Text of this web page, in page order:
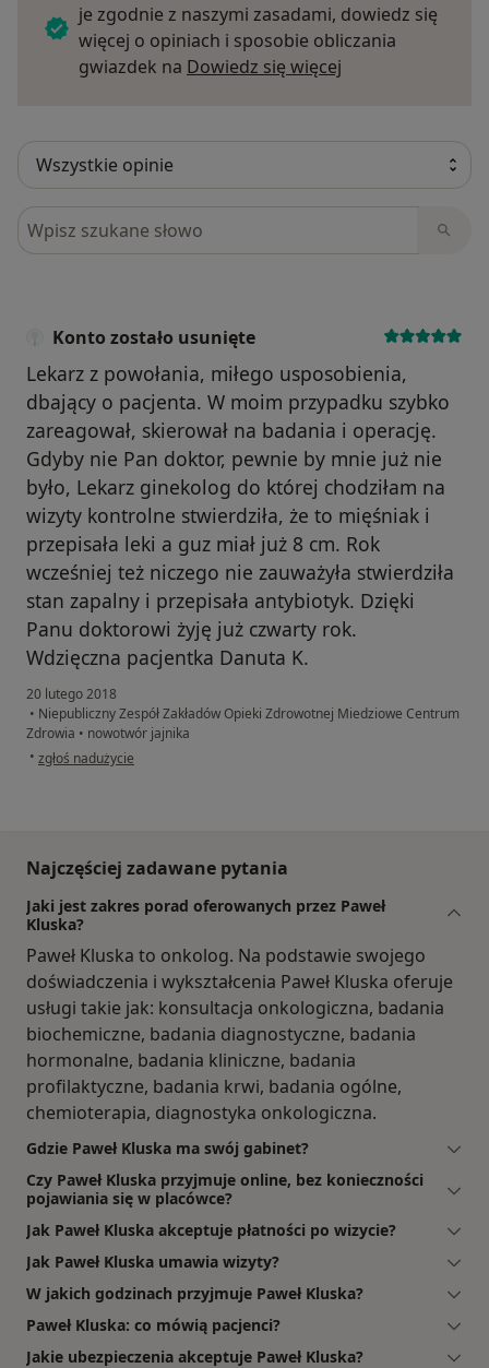
je zgodnie z naszymi zasadami, dowiedz się
więcej o opiniach i sposobie obliczania
gwiazdek na Dowiedz się więcej
Szukaj w opiniach
Konto zostało usunięte
Lekarz z powołania, miłego usposobienia,
dbający o pacjenta. W moim przypadku szybko
zareagował, skierował na badania i operację.
Gdyby nie Pan doktor, pewnie by mnie już nie
było, Lekarz ginekolog do której chodziłam na
wizyty kontrolne stwierdziła, że to mięśniak i
przepisała leki a guz miał już 8 cm. Rok
wcześniej też niczego nie zauważyła stwierdziła
stan zapalny i przepisała antybiotyk. Dzięki
Panu doktorowi żyję już czwarty rok.
Wdzięczna pacjentka Danuta K.
20 lutego 2018
• Niepubliczny Zespół Zakładów Opieki Zdrowotnej Miedziowe Centrum
Zdrowia • nowotwór jajnika
• w opinii użytkownika Konto zostało usunięte
zgłoś nadużycie
Najczęściej zadawane pytania
Jaki jest zakres porad oferowanych przez Paweł
Kluska?
Paweł Kluska to onkolog. Na podstawie swojego
doświadczenia i wykształcenia Paweł Kluska oferuje
usługi takie jak: konsultacja onkologiczna, badania
biochemiczne, badania diagnostyczne, badania
hormonalne, badania kliniczne, badania
profilaktyczne, badania krwi, badania ogólne,
chemioterapia, diagnostyka onkologiczna.
Gdzie Paweł Kluska ma swój gabinet?
Czy Paweł Kluska przyjmuje online, bez konieczności
pojawiania się w placówce?
Jak Paweł Kluska akceptuje płatności po wizycie?
Jak Paweł Kluska umawia wizyty?
W jakich godzinach przyjmuje Paweł Kluska?
Paweł Kluska: co mówią pacjenci?
Jakie ubezpieczenia akceptuje Paweł Kluska?